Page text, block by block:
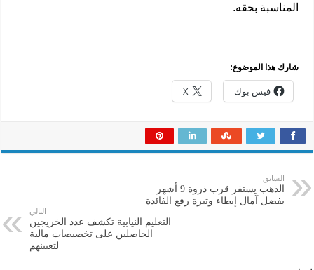
المناسبة بحقه.
شارك هذا الموضوع:
فيس بوك X
السابق
الذهب يستقر قرب ذروة 9 أشهر
بفضل آمال إبطاء وتيرة رفع الفائدة
التالي
التعليم النيابية تكشف عدد الخريجين
الحاصلين على تخصيصات مالية
لتعيينهم